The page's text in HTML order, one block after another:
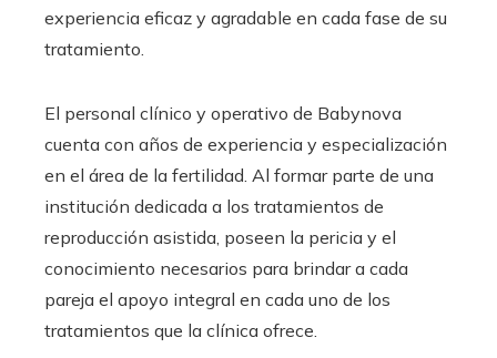
experiencia eficaz y agradable en cada fase de su
tratamiento.
El personal clínico y operativo de Babynova
cuenta con años de experiencia y especialización
en el área de la fertilidad. Al formar parte de una
institución dedicada a los tratamientos de
reproducción asistida, poseen la pericia y el
conocimiento necesarios para brindar a cada
pareja el apoyo integral en cada uno de los
tratamientos que la clínica ofrece.